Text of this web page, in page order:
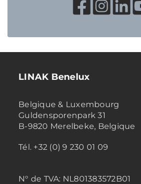
LINAK Benelux
Belgique & Luxembourg
Guldensporenpark 31
B-9820 Merelbeke, Belgique
Tél. +32 (0) 9 230 01 09
N° de TVA: NL801383572B01